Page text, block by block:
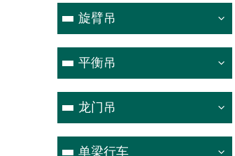
旋臂吊
平衡吊
龙门吊
单梁行车